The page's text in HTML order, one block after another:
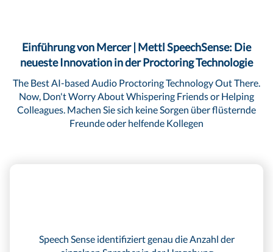
Einführung von Mercer | Mettl SpeechSense: Die
neueste Innovation in der Proctoring Technologie
The Best AI-based Audio Proctoring Technology Out There.
Now, Don't Worry About Whispering Friends or Helping
Colleagues. Machen Sie sich keine Sorgen über flüsternde
Freunde oder helfende Kollegen
Speech Sense identifiziert genau die Anzahl der